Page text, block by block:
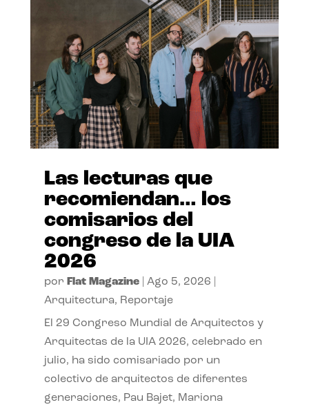
Las lecturas que
recomiendan… los
comisarios del
congreso de la UIA
2026
por Flat Magazine| Ago 5, 2026
Arquitectura, Reportaje
El 29 Congreso Mundial de Arquitectos y
Arquitectas de la UIA 2026, celebrado en
julio, ha sido comisariado por un
colectivo de arquitectos de diferentes
generaciones, Pau Bajet, Mariona